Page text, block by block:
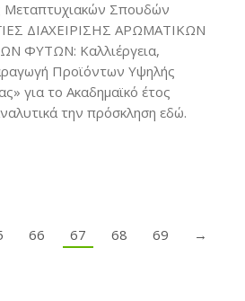
Μεταπτυχιακών Σπουδών
ΔΙΑΧΕΙΡΙΣΗΣ ΑΡΩΜΑΤΙΚΩΝ
ΦΥΤΩΝ: Καλλιέργεια,
Προϊόντων Υψηλής
για το Ακαδημαϊκό έτος
την πρόσκληση εδώ.
66 67 68 69 →